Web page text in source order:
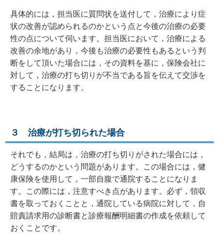
具体的には，担当医に質問状を送付して，治療により症
状の改善が認められるのかという点と今後の治療の必要
性の点について伺います。担当医において，治療による
改善の余地があり，今後も治療の必要性もあるという判
断をして頂いた場合には，その資料を基に，保険会社に
対して，治療の打ち切りが不当である旨を伝えて交渉を
することになります。
３ 治療が打ち切られた場合
それでも，結局は，治療の打ち切りがされた場合には，
どうするのかという問題があります。この場合には，健
康保険を使用して，一部自腹で通院することになりま
す。この際には，注意すべき点があります。必ず，領収
書を取っておくことと，通院している病院に対して，自
賠責請求用の診断書と診療報酬明細書の作成を依頼して
おくことです。